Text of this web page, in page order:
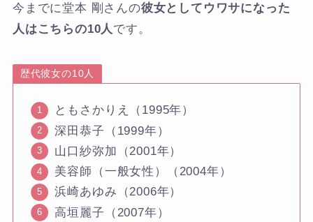
今までに堂本 剛さんの彼女としてウワサになった
人はこちらの10人 です。
歴代彼女の10人
ともさかりえ（1995年）
深田恭子（1999年）
山口紗弥加（2001年）
美容師（一般女性）（2004年）
浜崎あゆみ（2006年）
高垣麗子（2007年）